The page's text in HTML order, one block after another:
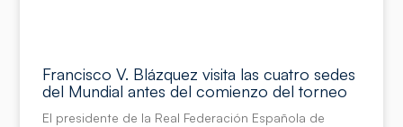
Francisco V. Blázquez visita las cuatro sedes
del Mundial antes del comienzo del torneo
El presidente de la Real Federación Española de